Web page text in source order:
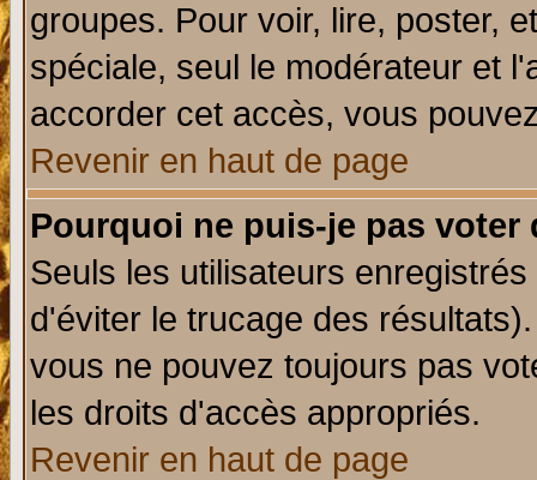
groupes. Pour voir, lire, poster,
spéciale, seul le modérateur et
accorder cet accès, vous
Revenir en haut de page
Pourquoi ne puis-je pas voter
Seuls les utilisateurs
d'éviter le trucage des
vous ne pouvez toujours pas
les droits d'accès appropriés.
Revenir en haut de page